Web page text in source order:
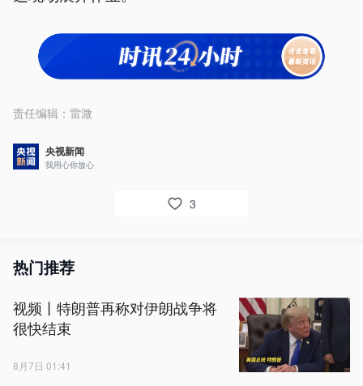
责任编辑： 雷溦
央视新闻
我用心你放心
3
热门推荐
视频丨特朗普再称对伊朗战争将
很快结束
8月7日 01:41